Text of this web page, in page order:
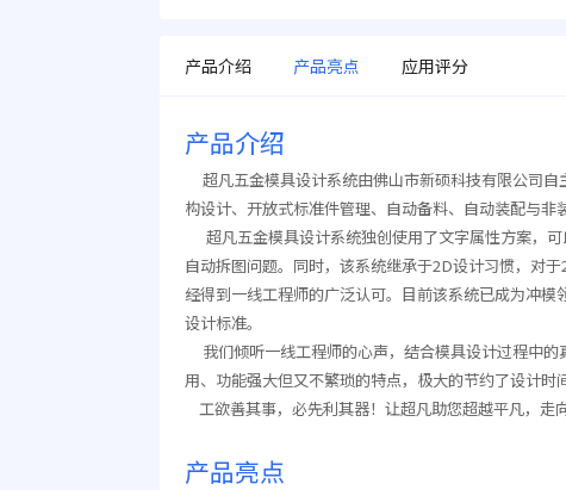
产品介绍 产品亮点 应用评分
产品介绍
超凡五金模具设计系统由佛山市新硕科技有限公司
构设计、开放式标准件管理、自动备料、自动装配与非
超凡五金模具设计系统独创使用了文字属性方案，
自动拆图问题。同时，该系统继承于2D设计习惯，对
经得到一线工程师的广泛认可。目前该系统已成为冲
设计标准。
我们倾听一线工程师的心声，结合模具设计过程中
用、功能强大但又不繁琐的特点，极大的节约了设计时
工欲善其事，必先利其器！让超凡助您超越平凡，走向
产品亮点